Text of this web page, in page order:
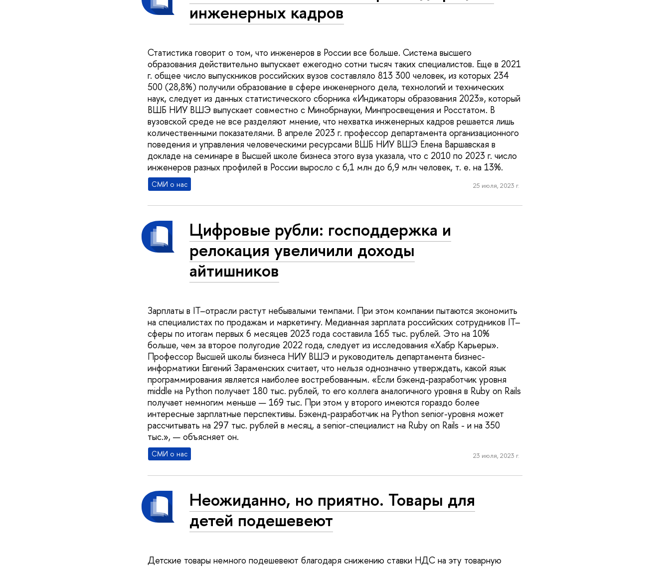
инженерных кадров
Статистика говорит о том, что инженеров в России все больше. Система высшего
образования действительно выпускает ежегодно сотни тысяч таких специалистов. Еще в 2021
г. общее число выпускников российских вузов составляло 813 300 человек, из которых 234
500 (28,8%) получили образование в сфере инженерного дела, технологий и технических
наук, следует из данных статистического сборника «Индикаторы образования 2023», который
ВШБ НИУ ВШЭ выпускает совместно с Минобрнауки, Минпросвещения и Росстатом. В
вузовской среде не все разделяют мнение, что нехватка инженерных кадров решается лишь
количественными показателями. В апреле 2023 г. профессор департамента организационного
поведения и управления человеческими ресурсами ВШБ НИУ ВШЭ Елена Варшавская в
докладе на семинаре в Высшей школе бизнеса этого вуза указала, что с 2010 по 2023 г. число
инженеров разных профилей в России выросло с 6,1 млн до 6,9 млн человек, т. е. на 13%.
СМИ о нас 25 июля, 2023 г.
Цифровые рубли: господдержка и
релокация увеличили доходы
айтишников
Зарплаты в IT–отрасли растут небывалыми темпами. При этом компании пытаются экономить
на специалистах по продажам и маркетингу. Медианная зарплата российских сотрудников IT–
сферы по итогам первых 6 месяцев 2023 года составила 165 тыс. рублей. Это на 10%
больше, чем за второе полугодие 2022 года, следует из исследования «Хабр Карьеры».
Профессор Высшей школы бизнеса НИУ ВШЭ и руководитель департамента бизнес-
информатики Евгений Зараменских считает, что нельзя однозначно утверждать, какой язык
программирования является наиболее востребованным. «Если бэкенд-разработчик уровня
middle на Python получает 180 тыс. рублей, то его коллега аналогичного уровня в Ruby on Rails
получает немногим меньше — 169 тыс. При этом у второго имеются гораздо более
интересные зарплатные перспективы. Бэкенд-разработчик на Python senior-уровня может
рассчитывать на 297 тыс. рублей в месяц, а senior-специалист на Ruby on Rails - и на 350
тыс.», — объясняет он.
СМИ о нас 23 июля, 2023 г.
Неожиданно, но приятно. Товары для
детей подешевеют
Детские товары немного подешевеют благодаря снижению ставки НДС на эту товарную